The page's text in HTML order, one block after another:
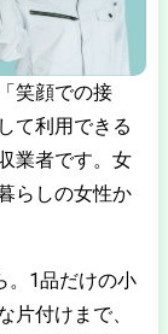
笑顔での接
て利用できる
業者です。女
らしの女性か
。1品だけの小
片付けまで、